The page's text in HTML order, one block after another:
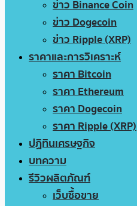
ข่าว Binance Coin
ข่าว Dogecoin
ข่าว Ripple (XRP)
ราคาและการวิเคราะห์
ราคา Bitcoin
ราคา Ethereum
ราคา Dogecoin
ราคา Ripple (XRP)
ปฏิทินเศรษฐกิจ
บทความ
รีวิวผลิตภัณฑ์
เว็บซื้อขาย